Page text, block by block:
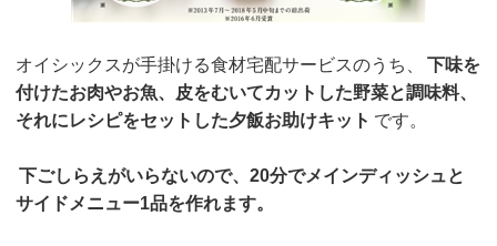
オイシックスが手掛ける食材宅配サービスのうち、
下味を
付けたお肉やお魚、皮をむいてカットした野菜と調味料、
それにレシピをセットした夕飯お助けキット です。
下ごしらえがいらないので、20分でメインディッシュと
サイドメニュー1品を作れます。